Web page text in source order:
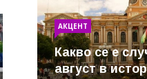
АКЦЕНТ
Какво се е
август в